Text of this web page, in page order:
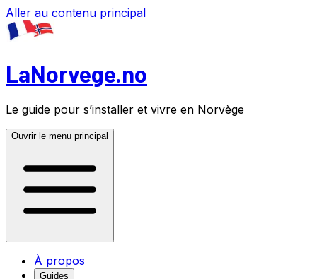
Aller au contenu principal
LaNorvege.no
Le guide pour s’installer et vivre en Norvège
Ouvrir le menu principal
À propos
Guides